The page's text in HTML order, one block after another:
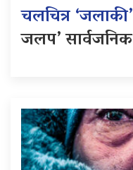
चलचित्र ‘जलाकी’
जलप’ सार्वजनिक